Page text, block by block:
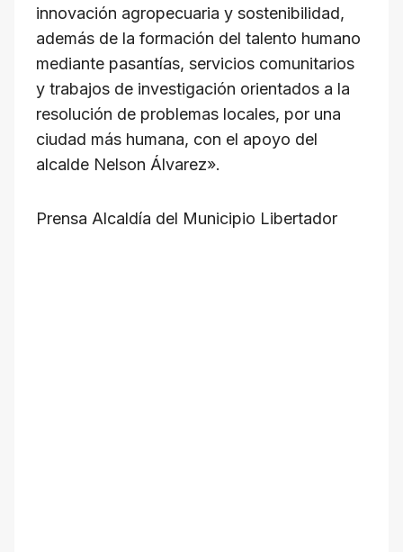
innovación agropecuaria y sostenibilidad,
además de la formación del talento humano
mediante pasantías, servicios comunitarios
y trabajos de investigación orientados a la
resolución de problemas locales, por una
ciudad más humana, con el apoyo del
alcalde Nelson Álvarez».
Prensa Alcaldía del Municipio Libertador